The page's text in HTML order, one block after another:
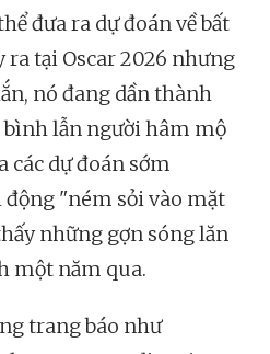
đưa ra dự đoán về bất
ra tại Oscar 2026 nhưng
nó đang dần thành
lẫn người hâm mộ
các dự đoán sớm
"ném sỏi vào mặt
những gợn sóng lăn
một năm qua.
trang báo như